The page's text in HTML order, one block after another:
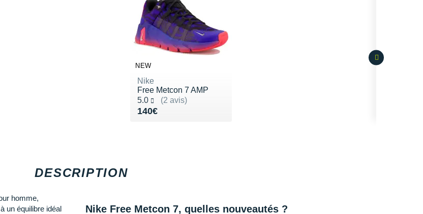
DESCRIPTION
homme,
un équilibre idéal
Nike Free Metcon 7, quelles nouveautés ?
NEW
Nike
Free Metcon 7 AMP
5.0
(2 avis)
Noté 5.0 sur 5
140€
Vendu 140€